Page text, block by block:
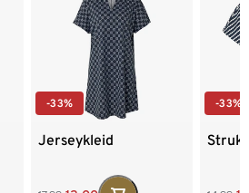
-33%
Jerseykleid
-33%